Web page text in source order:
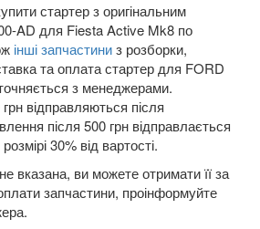
стартер з оригінальним
AD для Fiesta Active Mk8 по
інші запчастиниз розборки,
та оплата стартер для FORD
з менеджерами.
відправляються після
після 500 грн відправлається
30% від вартості.
вказана, ви можете отримати її за
запчастини, проінформуйте